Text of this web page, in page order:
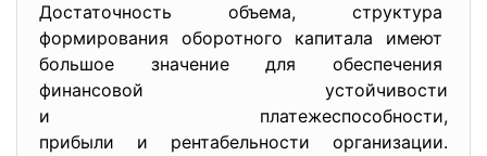
Достаточность объема, структура
формирования оборотного капитала имеют
большое значение для обеспечения
финансовой устойчивости
и платежеспособности,
прибыли и рентабельности организации.